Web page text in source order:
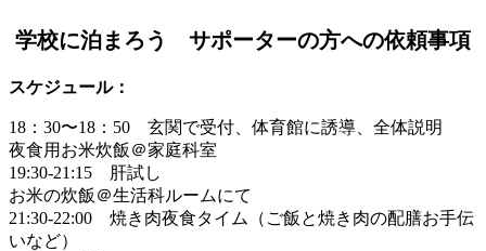
学校に泊まろう サポーターの方への依頼事項
スケジュール：
18：30〜18：50 玄関で受付、体育館に誘導、全体説明
夜食用お米炊飯＠家庭科室
19:30-21:15 肝試し
お米の炊飯＠生活科ルームにて
21:30-22:00 焼き肉夜食タイム（ご飯と焼き肉の配膳お手伝
いなど）